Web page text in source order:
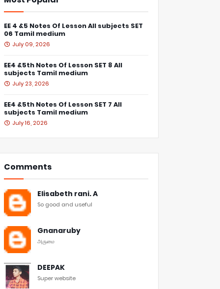
EE 4 &5 Notes Of Lesson All subjects SET
06 Tamil medium
July 09, 2026
EE4 &5th Notes Of Lesson SET 8 All
subjects Tamil medium
July 23, 2026
EE4 &5th Notes Of Lesson SET 7 All
subjects Tamil medium
July 16, 2026
Comments
Elisabeth rani. A
So good and useful
Gnanaruby
அருமை
DEEPAK
Super website